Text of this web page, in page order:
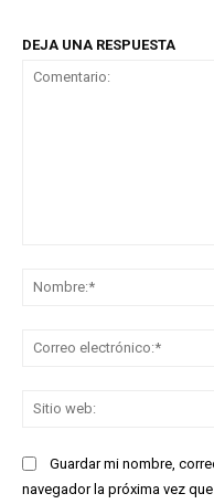
DEJA UNA RESPUESTA
Guardar mi nombre,
navegador la próxima vez